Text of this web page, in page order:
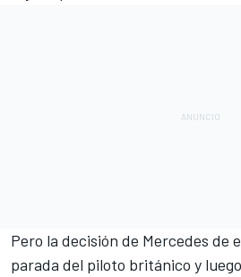
Pero la decisión de Mercedes de
parada del piloto británico y